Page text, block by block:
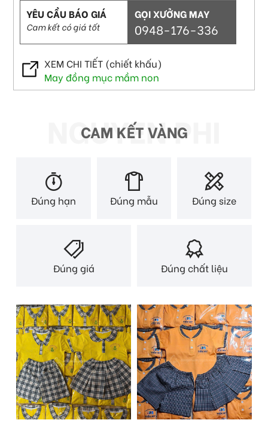
YÊU CẦU BÁO GIÁ
Cam kết có giá tốt
GỌI XƯỞNG MAY
0948-176-336
XEM CHI TIẾT (chiết khấu)
May đồng mục mầm non
CAM KẾT VÀNG
Đúng hạn Đúng mẫu Đúng size
Đúng giá Đúng chất liệu